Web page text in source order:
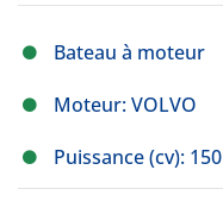
Bateau à moteur
Moteur: VOLVO
Puissance (cv): 150